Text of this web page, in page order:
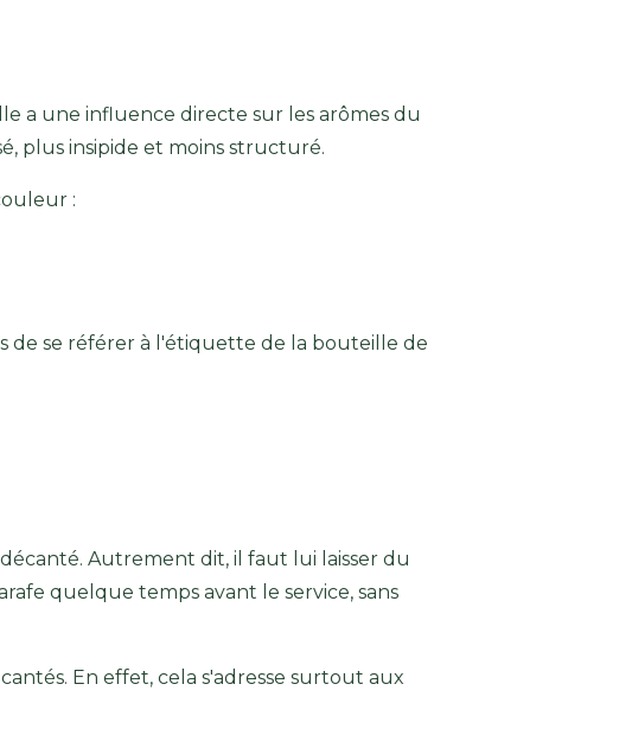
a une influence directe sur les arômes du
plus insipide et moins structuré.
:
de se référer à l'étiquette de la bouteille de
Autrement dit, il faut lui laisser du
quelque temps avant le service, sans
En effet, cela s'adresse surtout aux